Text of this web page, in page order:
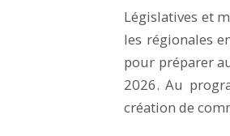
Législatives et
les régionales
pour préparer
2026. Au
création de